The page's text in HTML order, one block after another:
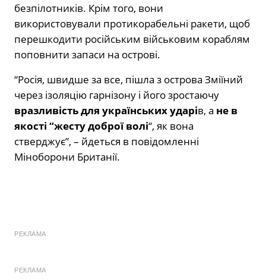
безпілотників. Крім того, вони
використовували протикорабельні ракети, щоб
перешкодити російським військовим кораблям
поповнити запаси на острові.
“Росія, швидше за все, пішла з острова Зміїний
через ізоляцію гарнізону і його зростаючу
вразливість для українських ударів, а не в
якості “жесту доброї волі“, як вона
стверджує”, – йдеться в повідомленні
Міноборони Британії.
РЕКЛАМА
РЕКЛАМА